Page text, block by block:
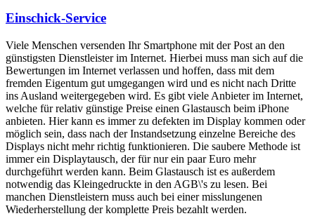
Einschick-Service
Viele Menschen versenden Ihr Smartphone mit der Post an den
günstigsten Dienstleister im Internet. Hierbei muss man sich auf die
Bewertungen im Internet verlassen und hoffen, dass mit dem
fremden Eigentum gut umgegangen wird und es nicht nach Dritte
ins Ausland weitergegeben wird. Es gibt viele Anbieter im Internet,
welche für relativ günstige Preise einen Glastausch beim iPhone
anbieten. Hier kann es immer zu defekten im Display kommen oder
möglich sein, dass nach der Instandsetzung einzelne Bereiche des
Displays nicht mehr richtig funktionieren. Die saubere Methode ist
immer ein Displaytausch, der für nur ein paar Euro mehr
durchgeführt werden kann. Beim Glastausch ist es außerdem
notwendig das Kleingedruckte in den AGB\'s zu lesen. Bei
manchen Dienstleistern muss auch bei einer misslungenen
Wiederherstellung der komplette Preis bezahlt werden.